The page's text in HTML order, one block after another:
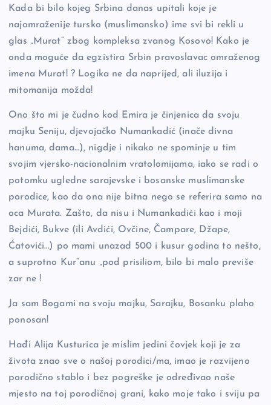
Kada bi bilo kojeg Srbina danas upitali koje je
najomraženije tursko (muslimansko) ime svi bi rekli u
glas „Murat“ zbog kompleksa zvanog Kosovo! Kako je
onda moguće da egzistira Srbin pravoslavac omraženog
imena Murat! ? Logika ne da naprijed, ali iluzija i
mitomanija možda!
Ono što mi je čudno kod Emira je činjenica da svoju
majku Seniju, djevojačko Numankadić (inače divna
hanuma, dama…), nigdje i nikako ne spominje u tim
svojim vjersko-nacionalnim vratolomijama, iako se radi o
potomku ugledne sarajevske i bosanske muslimanske
porodice, kao da ona nije bitna nego se referira samo na
oca Murata. Zašto, da nisu i Numankadići kao i moji
Bejdići, Bukve (ili Avdići, Ovčine, Čampare, Džape,
Ćatovići…) po mami unazad 500 i kusur godina to nešto,
a suprotno Kur“anu „pod prisiliom, bilo bi malo previše
zar ne !
Ja sam Bogami na svoju majku, Sarajku, Bosanku plaho
ponosan!
Hađi Alija Kusturica je mislim jedini čovjek koji je za
života znao sve o našoj porodici/ma, imao je razvijeno
porodično stablo i bez pogreške je određivao naše
mjesto na toj porodičnoj grani, kako moje tako i sviju pa